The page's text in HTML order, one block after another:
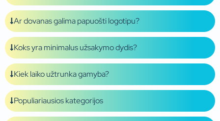
Ar dovanas galima papuošti logotipu?
Koks yra minimalus užsakymo dydis?
Kiek laiko užtrunka gamyba?
Populiariausios kategorijos